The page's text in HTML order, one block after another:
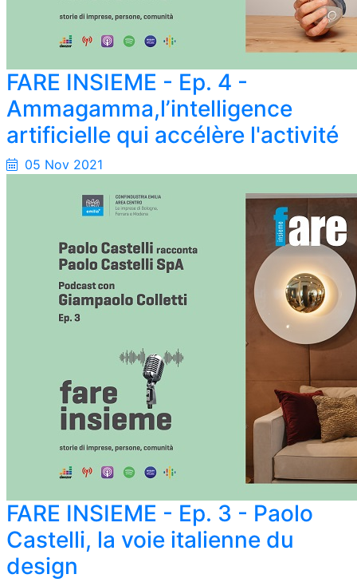
FARE INSIEME - Ep. 4 -
Ammagamma,l’intelligence
artificielle qui accélère l'activité
05 Nov 2021
FARE INSIEME - Ep. 3 - Paolo
Castelli, la voie italienne du
design